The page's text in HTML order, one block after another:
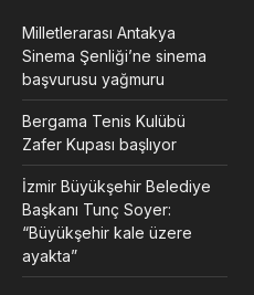
Milletlerarası Antakya
Sinema Şenliği’ne sinema
başvurusu yağmuru
Bergama Tenis Kulübü
Zafer Kupası başlıyor
İzmir Büyükşehir Belediye
Başkanı Tunç Soyer:
“Büyükşehir kale üzere
ayakta”